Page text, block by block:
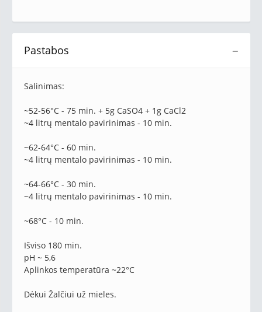
−
Pastabos
Salinimas:
~52-56°C - 75 min. + 5g CaSO4 + 1g CaCl2
~4 litrų mentalo pavirinimas - 10 min.
~62-64°C - 60 min.
~4 litrų mentalo pavirinimas - 10 min.
~64-66°C - 30 min.
~4 litrų mentalo pavirinimas - 10 min.
~68°C - 10 min.
Išviso 180 min.
pH ~ 5,6
Aplinkos temperatūra ~22°C
Dėkui Žalčiui už mieles.